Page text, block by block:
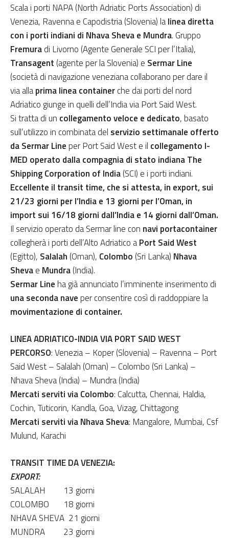
Scala i porti NAPA (North Adriatic Ports Association) di
Venezia, Ravenna e Capodistria (Slovenia) lalinea diretta
con i porti indiani di Nhava Sheva e Mundra. Gruppo
Fremuradi Livorno (Agente Generale SCI per l’Italia),
Transagent (agente per la Slovenia) e Sermar Line
(società di navigazione veneziana collaborano per dare il
via allaprima linea containerche dai porti del nord
Adriatico giunge in quelli dell’India via Port Said West.
Si tratta di un collegamento veloce e dedicato, basato
sull’utilizzo in combinata del servizio settimanale offerto
da Sermar Lineper Port Said West e il collegamento I-
MED operato dalla compagnia di stato indiana The
Shipping Corporation of India(SCI) e i porti indiani.
Eccellente il transit time, che si attesta, in export, sui
21/23 giorni per l’India e 13 giorni per l’Oman, in
import sui 16/18 giorni dall’India e 14 giorni dall’Oman.
Il servizio operato da Sermar line con navi portacontainer
collegherà i porti dell’Alto Adriatico aPort Said West
(Egitto), Salalah (Oman), Colombo (Sri Lanka) Nhava
Shevae Mundra(India).
Sermar Lineha già annunciato l’imminente inserimento di
una seconda naveper consentire così di raddoppiare la
movimentazione di container.
LINEA ADRIATICO-INDIA VIA PORT SAID WEST
PERCORSO:Venezia – Koper (Slovenia) – Ravenna – Port
Said West – Salalah (Oman) – Colombo (Sri Lanka) –
Nhava Sheva (India) – Mundra (India)
Mercati serviti via Colombo: Calcutta, Chennai, Haldia,
Cochin, Tuticorin, Kandla, Goa, Vizag, Chittagong
Mercati serviti via Nhava Sheva: Mangalore, Mumbai, Csf
Mulund, Karachi
TRANSIT TIME DA VENEZIA:
EXPORT:
SALALAH
13 giorni
COLOMBO
18 giorni
NHAVA SHEVA 21 giorni
MUNDRA
23 giorni